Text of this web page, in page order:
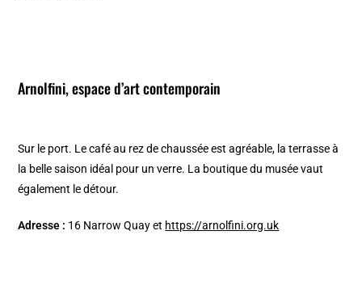
Arnolfini, espace d’art contemporain
Sur le port. Le café au rez de chaussée est agréable, la terrasse à
la belle saison idéal pour un verre. La boutique du musée vaut
également le détour.
Adresse : 16 Narrow Quay et https://arnolfini.org.uk